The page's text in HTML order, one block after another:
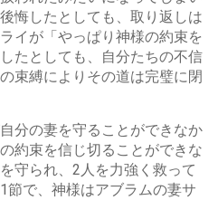
悔したとしても、取り返しは
イが「やっぱり神様の約束を
たとしても、自分たちの不信
束縛によりその道は完璧に閉
分の妻を守ることができなか
約束を信じ切ることができな
守られ、2人を力強く救って
節で、神様はアブラムの妻サ